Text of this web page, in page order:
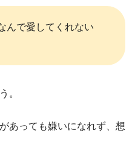
んで愛してくれない
。
あっても嫌いになれず、想